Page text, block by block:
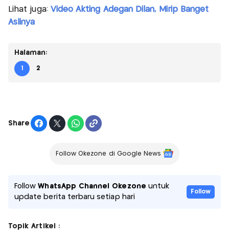
Lihat juga: Video Akting Adegan Dilan, Mirip Banget
Aslinya
Halaman:
1 2
Share
Follow Okezone di Google News
FollowWhatsApp Channel Okezone untuk
update berita terbaru setiap hari
Follow
Topik Artikel :